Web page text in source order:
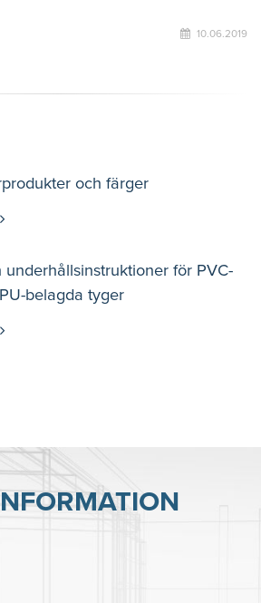
10.06.2019
och färger
underhållsinstruktioner för PVC-
belagda tyger